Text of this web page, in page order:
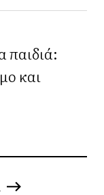
παιδιά:
και